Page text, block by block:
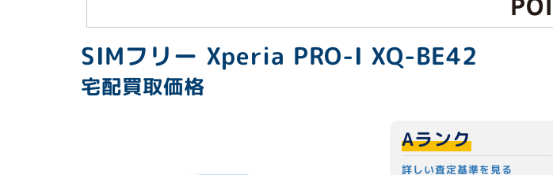
SIMフリー Xperia PRO-I XQ-BE42
宅配買取価格
詳しい査定基準を見る
Aランク